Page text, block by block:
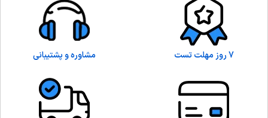
7 روز مهلت تست مشاوره و پشتیبانی